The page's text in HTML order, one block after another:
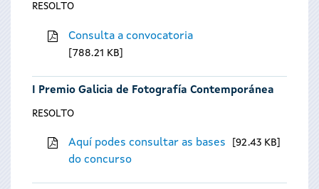
RESOLTO
Consulta a convocatoria
788.21 KB
I Premio Galicia de Fotografía Contemporánea
RESOLTO
Aquí podes consultar as bases
do concurso
92.43 KB